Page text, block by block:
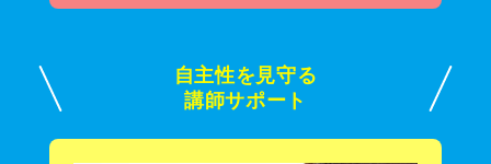
自主性を見守る
講師サポート